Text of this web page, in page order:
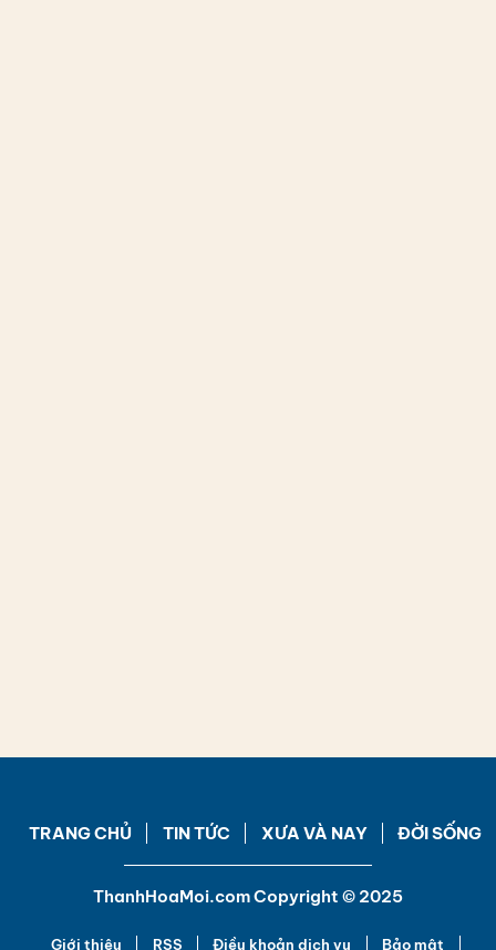
TRANG CHỦ TIN TỨC XƯA VÀ NAY ĐỜI SỐNG
ThanhHoaMoi.com Copyright © 2025
Giới thiệu RSS Điều khoản dịch vụ Bảo mật